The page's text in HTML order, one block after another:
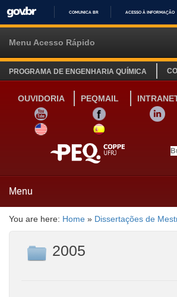
IR
COMUNICA BR ACESSO À INFORMAÇÃO
Menu Acesso Rápido
PROGRAMA DE ENGENHARIA QUÍMICA
OUVIDORIA PEQMAIL
YOUTUBE
FACEBOOK
SITE INGLÊS
LINK SITE ESPANHOL
Menu
You are here: Home » Dissertações de
2005